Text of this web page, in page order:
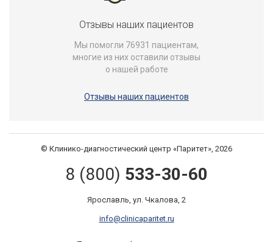
Отзывы наших пациентов
Мы помогли 76931 пациентам,
многие из них оставили отзывы
о нашей работе
Отзывы наших пациентов
© Клинико-диагностический центр «Паритет», 2026
8 (800) 533-30-60
Ярославль, ул. Чкалова, 2
info@clinicaparitet.ru